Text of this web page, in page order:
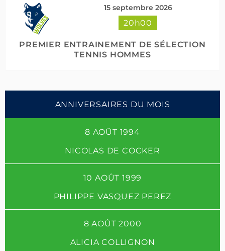
15 septembre 2026
20h00
PREMIER ENTRAINEMENT DE SÉLECTION
TENNIS HOMMES
ANNIVERSAIRES DU MOIS
8 AOÛT 1994
NICOLAS DE COCKER
10 AOÛT 1999
PHILIPPE VASQUEZ PEREZ
8 AOÛT 2000
ALICIA COLLIGNON